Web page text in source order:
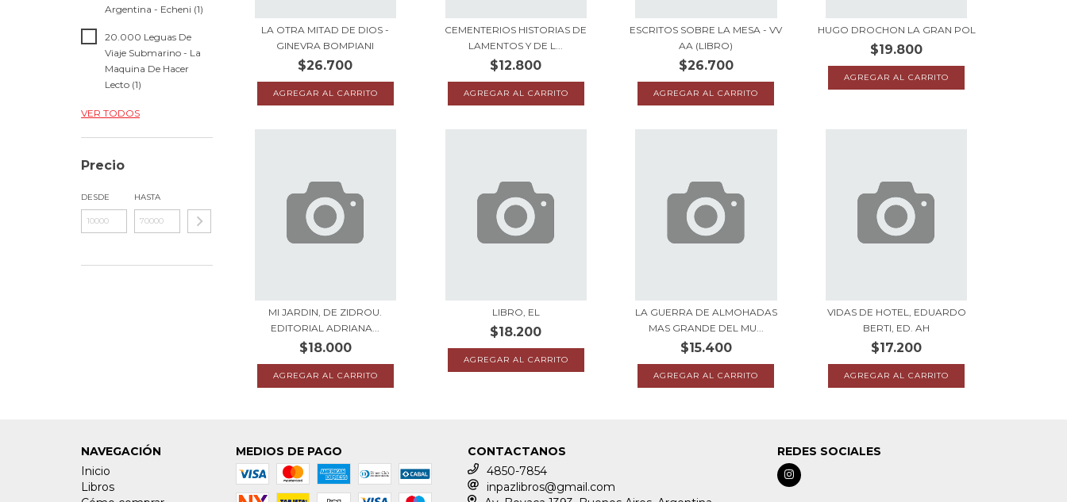
Argentina - Echeni (1)
20.000 Leguas De
Viaje Submarino - La
Maquina De Hacer
Lecto (1)
VER TODOS
Precio
DESDE HASTA
LA OTRA MITAD DE DIOS -
GINEVRA BOMPIANI
$26.700
CEMENTERIOS HISTORIAS DE
LAMENTOS Y DE L...
$12.800
ESCRITOS SOBRE LA MESA - VV
AA (LIBRO)
$26.700
HUGO DROCHON LA GRAN POL
$19.800
MI JARDIN, DE ZIDROU.
EDITORIAL ADRIANA...
$18.000
LIBRO, EL
$18.200
LA GUERRA DE ALMOHADAS
MAS GRANDE DEL MU...
$15.400
VIDAS DE HOTEL, EDUARDO
BERTI, ED. AH
$17.200
NAVEGACIÓN
Inicio
Libros
MEDIOS DE PAGO
CONTACTANOS
4850-7854
inpazlibros@gmail.com
REDES SOCIALES